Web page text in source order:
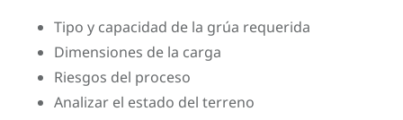
Tipo y capacidad de la grúa requerida
Dimensiones de la carga
Riesgos del proceso
Analizar el estado del terreno